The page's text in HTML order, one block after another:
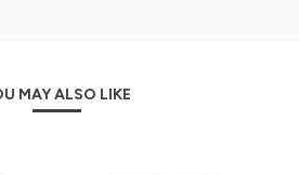
vous diront que vivre à
MAY ALSO LIKE